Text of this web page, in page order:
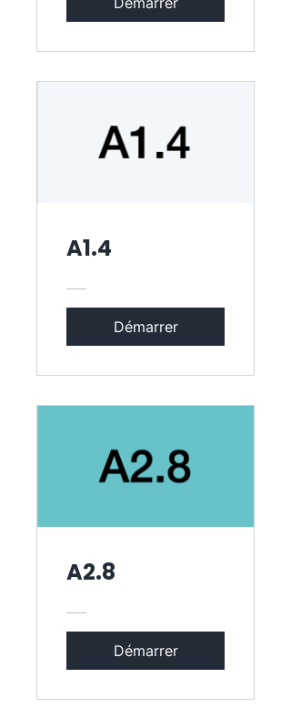
A1.4
Démarrer
A2.8
Démarrer